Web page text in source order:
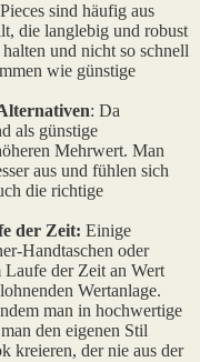
sind häufig aus
die langlebig und robust
und nicht so schnell
wie günstige
: Da
als günstige
Mehrwert. Man
aus und fühlen sich
die richtige
der Zeit: Einige
Handtaschen oder
der Zeit an Wert
Wertanlage.
man in hochwertige
den eigenen Stil
kreieren, der nie aus der